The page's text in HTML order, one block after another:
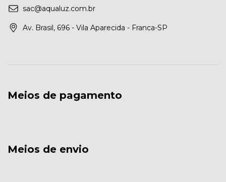
sac@aqualuz.com.br
Av. Brasil, 696 - Vila Aparecida - Franca-SP
Meios de pagamento
Meios de envio